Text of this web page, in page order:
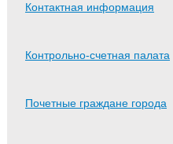
Контактная информация
Контрольно-счетная палата
Почетные граждане города